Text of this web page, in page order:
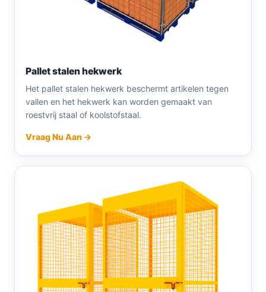
Pallet stalen hekwerk
Het pallet stalen hekwerk beschermt artikelen tegen
vallen en het hekwerk kan worden gemaakt van
roestvrij staal of koolstofstaal.
Vraag Nu Aan →